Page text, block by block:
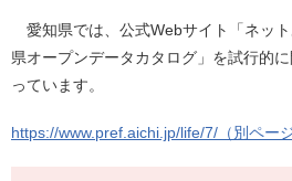
愛知県では、公式Webサイト「ネッ
県オープンデータカタログ」を試行的
っています。
https://www.pref.aichi.jp/life/7/（別ページ